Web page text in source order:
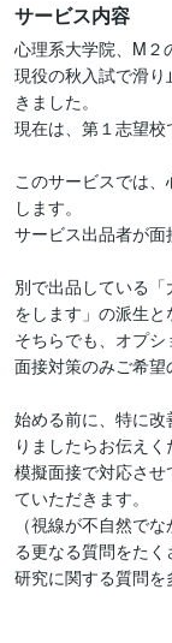
サービス内容
心理系大学院、M２
現役の秋入試で滑
きました。
現在は、第１志望校
このサービスでは
します。
サービス出品者が面
別で出品している
をします」の派生と
そちらでも、オプシ
面接対策のみご希望
始める前に、特に
りましたらお伝えく
模擬面接で対応さ
ていただきます。
（視線が不自然で
る更なる質問をた
研究に関する質問を